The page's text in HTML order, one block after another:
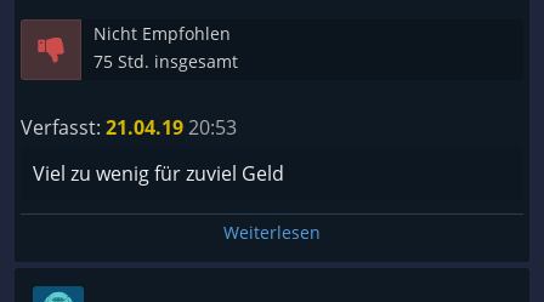
Nicht Empfohlen
75 Std. insgesamt
Verfasst: 21.04.1920:53
Viel zu wenig für zuviel Geld
Weiterlesen